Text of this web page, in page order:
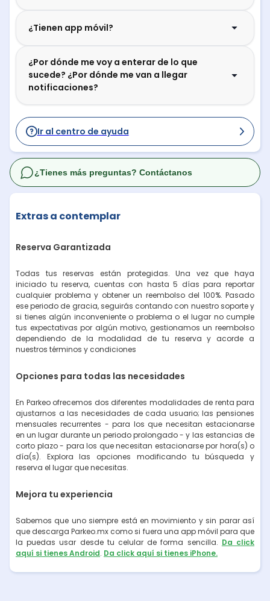
¿Tienen app móvil?
¿Por dónde me voy a enterar de lo que
sucede? ¿Por dónde me van a llegar
notificaciones?
Ir al centro de ayuda
Extras a contemplar
Reserva Garantizada
Todas tus reservas están protegidas. Una vez que haya
iniciado tu reserva, cuentas con hasta 5 días para reportar
cualquier problema y obtener un reembolso del 100%. Pasado
ese periodo de gracia, seguirás contando con nuestro soporte y
si tienes algún inconveniente o problema o el lugar no cumple
tus expectativas por algún motivo, gestionamos un reembolso
dependiendo de la modalidad de tu reserva y acorde a
nuestros términos y condiciones
Opciones para todas las necesidades
En Parkeo ofrecemos dos diferentes modalidades de renta para
ajustarnos a las necesidades de cada usuario; las pensiones
mensuales recurrentes - para los que necesitan estacionarse
en un lugar durante un periodo prolongado - y las estancias de
corto plazo - para los que necesitan estacionarse por hora(s) o
día(s). Explora las opciones modificando tu búsqueda y
reserva el lugar que necesitas.
Mejora tu experiencia
Sabemos que uno siempre está en movimiento y sin parar así
que descarga Parkeo.mx como si fuera una app móvil para que
la puedas usar desde tu celular de forma sencilla. Da click
aquí si tienes Android. Da click aquí si tienes iPhone.
¿Tienes más preguntas? Contáctanos